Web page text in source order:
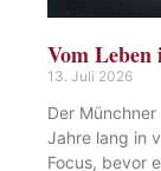
Vom
13. Juli 2026
Der
Jahre lang in
Focus, bevor